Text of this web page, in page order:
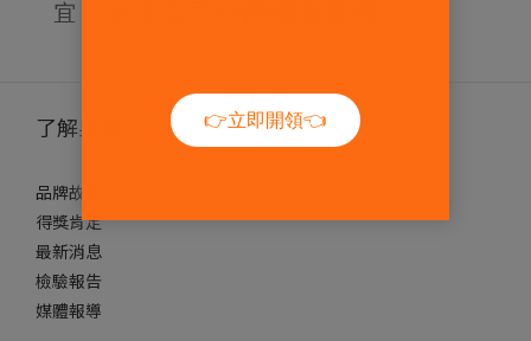
宜，依本公司相關規定解釋。
了解果果
品牌故事
得獎肯定
最新消息
檢驗報告
媒體報導